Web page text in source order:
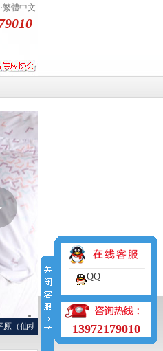
·繁體中文
仙桃、天门、潜江、洪湖）特约经销商
QQ
13972179010